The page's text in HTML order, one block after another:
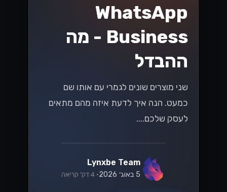
WhatsApp
Business - מה
ההבדל
שני מוצרים שונים לגמרי עם אותו שם
כמעט. הנה איך לדעת איזה מהם מתאים
לעסק שלכם....
Lynxbe Team
5 באוג׳ 2026 • 4 דק׳ קריאה